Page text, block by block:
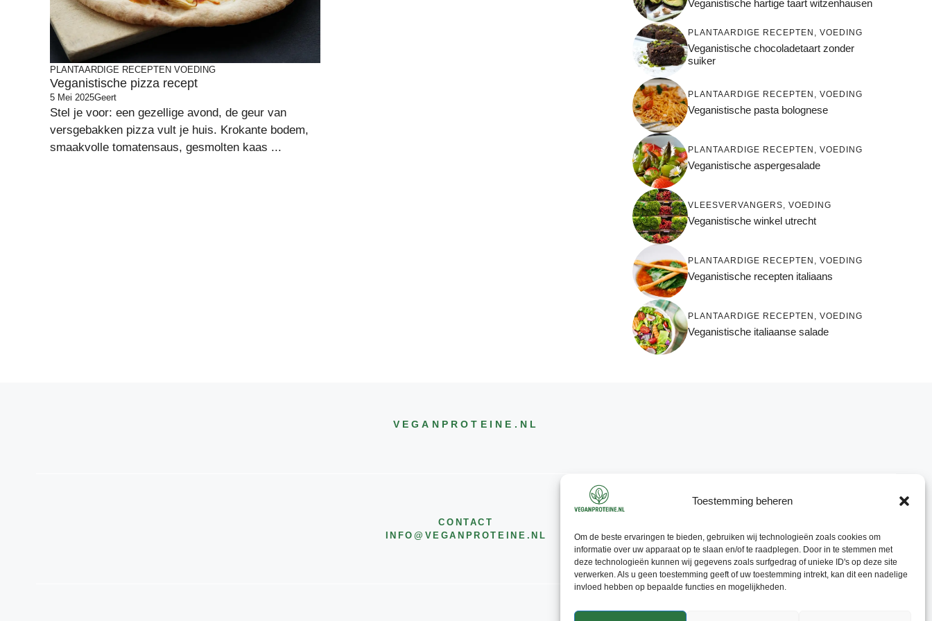
Toestemming beheren
Om de beste ervaringen te bieden, gebruiken wij technologieën zoals cookies om
informatie over uw apparaat op te slaan en/of te raadplegen. Door in te stemmen met
deze technologieën kunnen wij gegevens zoals surfgedrag of unieke ID's op deze site
verwerken. Als u geen toestemming geeft of uw toestemming intrekt, kan dit een nadelige
invloed hebben op bepaalde functies en mogelijkheden.
PLANTAARDIGE RECEPTEN VOEDING
Veganistische pizza recept
5 Mei 2025Geert
Stel je voor: een gezellige avond, de geur van
versgebakken pizza vult je huis. Krokante bodem,
smaakvolle tomatensaus, gesmolten kaas ...
Veganistische hartige taart witzenhausen
PLANTAARDIGE RECEPTEN , VOEDING
Veganistische chocoladetaart zonder
suiker
PLANTAARDIGE RECEPTEN , VOEDING
Veganistische pasta bolognese
PLANTAARDIGE RECEPTEN , VOEDING
Veganistische aspergesalade
VLEESVERVANGERS, VOEDING
Veganistische winkel utrecht
PLANTAARDIGE RECEPTEN , VOEDING
Veganistische recepten italiaans
PLANTAARDIGE RECEPTEN , VOEDING
Veganistische italiaanse salade
VEGANPROTEINE .NL
CONTACT
INFO@ VEGANPROTEINE .NL